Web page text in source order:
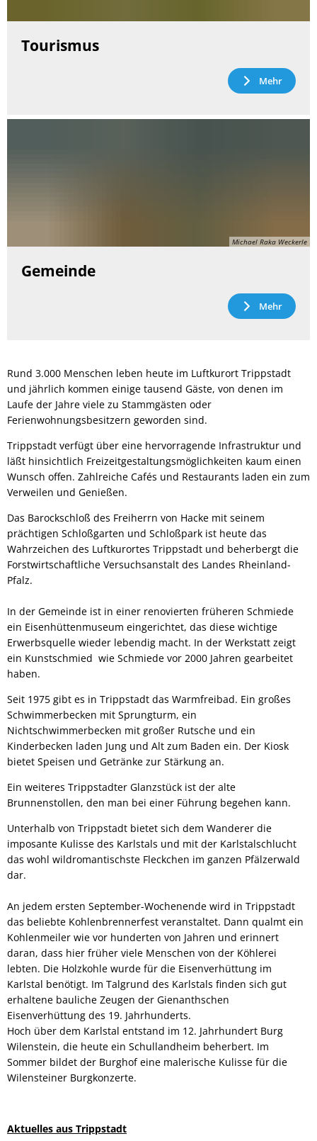
Tourismus
Mehr
Michael Raka Weckerle
Gemeinde
Mehr
Rund 3.000 Menschen leben heute im Luftkurort Trippstadt
und jährlich kommen einige tausend Gäste, von denen im
Laufe der Jahre viele zu Stammgästen oder
Ferienwohnungsbesitzern geworden sind.
Trippstadt verfügt über eine hervorragende Infrastruktur und
läßt hinsichtlich Freizeitgestaltungsmöglichkeiten kaum einen
Wunsch offen. Zahlreiche Cafés und Restaurants laden ein zum
Verweilen und Genießen.
Das Barockschloß des Freiherrn von Hacke mit seinem
prächtigen Schloßgarten und Schloßpark ist heute das
Wahrzeichen des Luftkurortes Trippstadt und beherbergt die
Forstwirtschaftliche Versuchsanstalt des Landes Rheinland-
Pfalz.
In der Gemeinde ist in einer renovierten früheren Schmiede
ein Eisenhüttenmuseum eingerichtet, das diese wichtige
Erwerbsquelle wieder lebendig macht. In der Werkstatt zeigt
ein Kunstschmied wie Schmiede vor 2000 Jahren gearbeitet
haben.
Seit 1975 gibt es in Trippstadt das Warmfreibad. Ein großes
Schwimmerbecken mit Sprungturm, ein
Nichtschwimmerbecken mit großer Rutsche und ein
Kinderbecken laden Jung und Alt zum Baden ein. Der Kiosk
bietet Speisen und Getränke zur Stärkung an.
Ein weiteres Trippstadter Glanzstück ist der alte
Brunnenstollen, den man bei einer Führung begehen kann.
Unterhalb von Trippstadt bietet sich dem Wanderer die
imposante Kulisse des Karlstals und mit der Karlstalschlucht
das wohl wildromantischste Fleckchen im ganzen Pfälzerwald
dar.
An jedem ersten September-Wochenende wird in Trippstadt
das beliebte Kohlenbrennerfest veranstaltet. Dann qualmt ein
Kohlenmeiler wie vor hunderten von Jahren und erinnert
daran, dass hier früher viele Menschen von der Köhlerei
lebten. Die Holzkohle wurde für die Eisenverhüttung im
Karlstal benötigt. Im Talgrund des Karlstals finden sich gut
erhaltene bauliche Zeugen der Gienanthschen
Eisenverhüttung des 19. Jahrhunderts.
Hoch über dem Karlstal entstand im 12. Jahrhundert Burg
Wilenstein, die heute ein Schullandheim beherbert. Im
Sommer bildet der Burghof eine malerische Kulisse für die
Wilensteiner Burgkonzerte.
Aktuelles aus Trippstadt